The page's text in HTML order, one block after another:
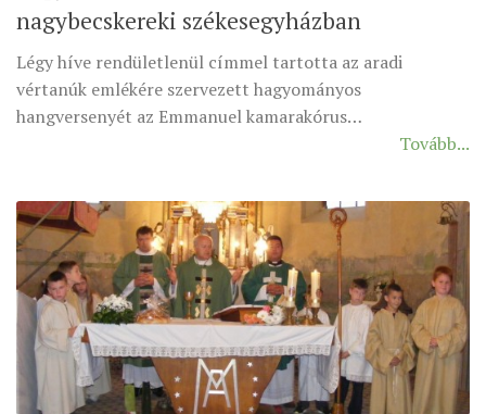
ÉSZAKI ESPERESSÉG
KÖZPONTI ESPERESSÉG
DÉLI ESPERESSÉG
SZINÓDUS
ORGANIGRAMMA
PÜSPÖKI DEKRÉTUM
ZSINATI IMA
ZSINAT MOTTÓJA, LOGÓJA
ZSINATI IRODA
nagybecskereki székesegyházban
Légy híve rendületlenül címmel tartotta az aradi
vértanúk emlékére szervezett hagyományos
hangversenyét az Emmanuel kamarakórus…
Tovább...